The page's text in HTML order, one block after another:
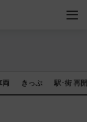
両 きっぷ 駅･街 再